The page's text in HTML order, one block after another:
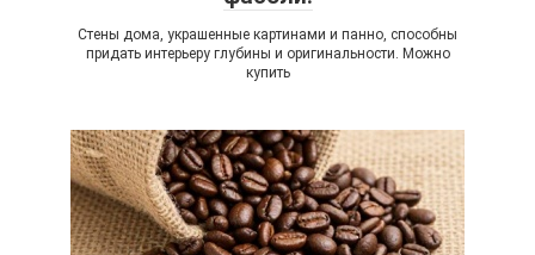
Стены дома, украшенные картинами и панно, способны
придать интерьеру глубины и оригинальности. Можно
купить